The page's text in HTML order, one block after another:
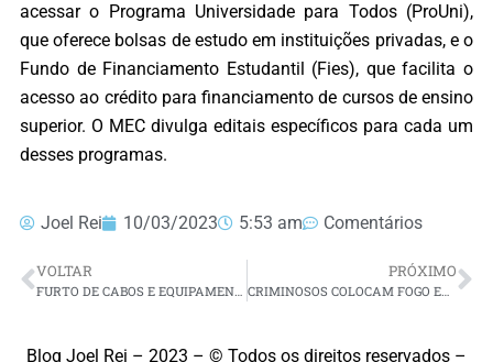
acessar o Programa Universidade para Todos (ProUni),
que oferece bolsas de estudo em instituições privadas, e o
Fundo de Financiamento Estudantil (Fies), que facilita o
acesso ao crédito para financiamento de cursos de ensino
superior. O MEC divulga editais específicos para cada um
desses programas.
Joel Rei 10/03/2023 5:53 am Comentários
VOLTAR
FURTO DE CABOS E EQUIPAMENTOS ELÉTRICOS DEIXA NOVE CIDADES DO ALTO OESTE POTIGUAR SEM ÁGUA
PRÓXIMO
CRIMINOSOS COLOCAM FOGO EM DOIS ÔNIBUS NA ZONA LESTE DE NATAL
Blog Joel Rei – 2023 – © Todos os direitos reservados –